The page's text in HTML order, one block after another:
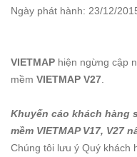
Ngày phát hành: 23/12/
VIETMAP hiện ngừng cập
mềm VIETMAP V27
Khuyến cáo khách hàng
mềm VIETMAPV17, V27
Chúng tôi lưu ý Quý khách